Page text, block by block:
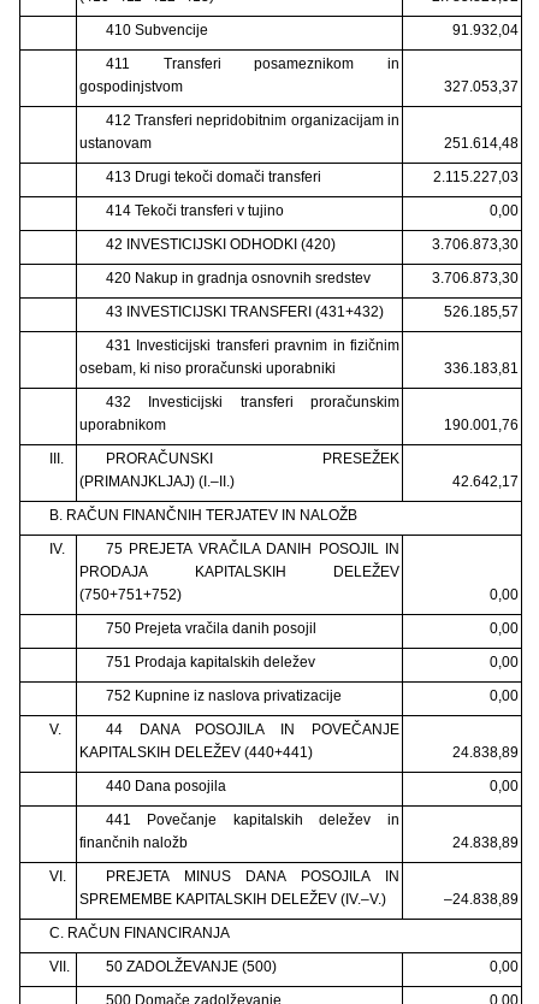
410 Subvencije
91.932,04
411 Transferi posameznikom in
gospodinjstvom
327.053,37
412 Transferi nepridobitnim organizacijam in
ustanovam
251.614,48
413 Drugi tekoči domači transferi
2.115.227,03
414 Tekoči transferi v tujino
0,00
42 INVESTICIJSKI ODHODKI (420)
3.706.873,30
420 Nakup in gradnja osnovnih sredstev
3.706.873,30
43 INVESTICIJSKI TRANSFERI (431+432)
526.185,57
431 Investicijski transferi pravnim in fizičnim
osebam, ki niso proračunski uporabniki
336.183,81
432 Investicijski transferi proračunskim
uporabnikom
190.001,76
III.
PRORAČUNSKI PRESEŽEK
(PRIMANJKLJAJ) (I.–II.)
42.642,17
B. RAČUN FINANČNIH TERJATEV IN NALOŽB
IV.
75 PREJETA VRAČILA DANIH POSOJIL IN
PRODAJA KAPITALSKIH DELEŽEV
(750+751+752)
0,00
750 Prejeta vračila danih posojil
0,00
751 Prodaja kapitalskih deležev
0,00
752 Kupnine iz naslova privatizacije
0,00
V.
44 DANA POSOJILA IN POVEČANJE
KAPITALSKIH DELEŽEV (440+441)
24.838,89
440 Dana posojila
0,00
441 Povečanje kapitalskih deležev in
finančnih naložb
24.838,89
VI.
PREJETA MINUS DANA POSOJILA IN
SPREMEMBE KAPITALSKIH DELEŽEV (IV.–V.)
–24.838,89
C. RAČUN FINANCIRANJA
VII.
50 ZADOLŽEVANJE (500)
0,00
500 Domače zadolževanje
0,00